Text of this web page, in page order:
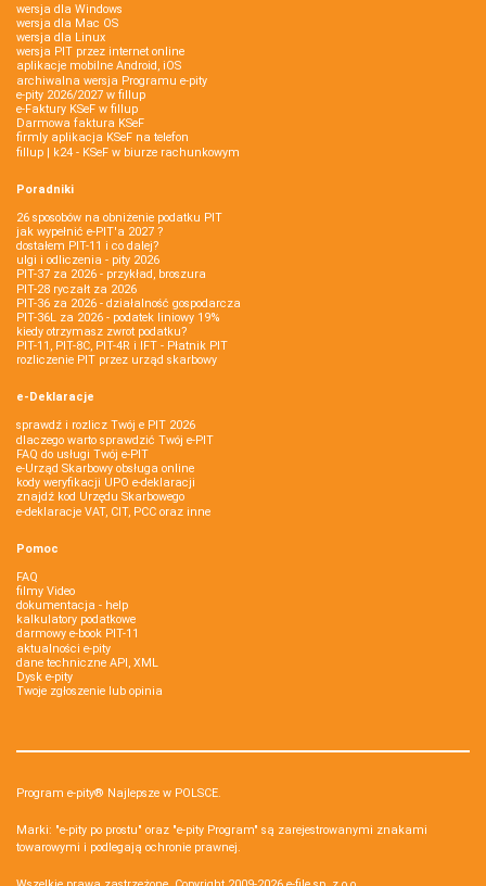
wersja dla Windows
wersja dla Mac OS
wersja dla Linux
wersja PIT przez internet online
aplikacje mobilne Android, iOS
archiwalna wersja Programu e-pity
e-pity 2026/2027 w fillup
e‑Faktury KSeF w fillup
Darmowa faktura KSeF
firmly aplikacja KSeF na telefon
fillup | k24 - KSeF w biurze rachunkowym
Poradniki
26 sposobów na obniżenie podatku PIT
jak wypełnić e-PIT'a 2027 ?
dostałem PIT-11 i co dalej?
ulgi i odliczenia - pity 2026
PIT-37 za 2026 - przykład, broszura
PIT-28 ryczałt za 2026
PIT-36 za 2026 - działalność gospodarcza
PIT-36L za 2026 - podatek liniowy 19%
kiedy otrzymasz zwrot podatku?
PIT-11, PIT-8C, PIT-4R i IFT - Płatnik PIT
rozliczenie PIT przez urząd skarbowy
e-Deklaracje
sprawdź i rozlicz Twój e PIT 2026
dlaczego warto sprawdzić Twój e-PIT
FAQ do usługi Twój e-PIT
e-Urząd Skarbowy obsługa online
kody weryfikacji UPO e-deklaracji
znajdź kod Urzędu Skarbowego
e-deklaracje VAT, CIT, PCC oraz inne
Pomoc
FAQ
filmy Video
dokumentacja - help
kalkulatory podatkowe
darmowy e-book PIT-11
aktualności e-pity
dane techniczne API, XML
Dysk e-pity
Twoje zgłoszenie lub opinia
Program e-pity® Najlepsze w POLSCE.
Marki: "e-pity po prostu" oraz "e-pity Program" są zarejestrowanymi znakami
towarowymi i podlegają ochronie prawnej.